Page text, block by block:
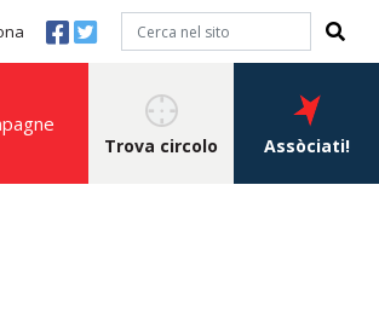
Trova circolo Assòciati!